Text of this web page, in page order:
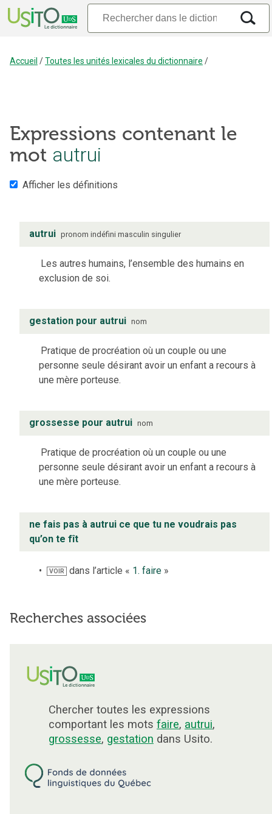
Accueil /Toutes les unités lexicales du dictionnaire /
Expressions contenant le
mot autrui
Afficher les définitions
autrui pronom indéfini masculin singulier
Les autres humains, l’ensemble des humains en
exclusion de soi.
gestation pour autrui nom
Pratique de procréation où un couple ou une
personne seule désirant avoir un enfant a recours à
une mère porteuse.
grossesse pour autrui nom
Pratique de procréation où un couple ou une
personne seule désirant avoir un enfant a recours à
une mère porteuse.
ne fais pas à autrui ce que tu ne voudrais pas
qu’on te fît
VOIR dans l’article « 1. faire »
Recherches associées
Chercher toutes les expressions
comportant les mots faire, autrui,
grossesse, gestation dans Usito.